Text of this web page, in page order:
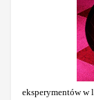
eksperymentów w